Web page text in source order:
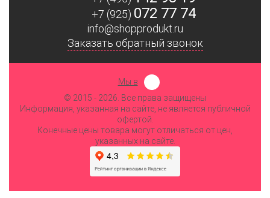
+7 (925) 072 77 74
info@shopprodukt.ru
Заказать обратный звонок
Мы в
© 2015 - 2026. Все права защищены
Информация, указанная на сайте, не является публичной
офертой.
Конечные цены товара могут отличаться от цен,
указанных на сайте.